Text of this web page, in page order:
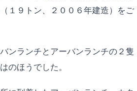
１９トン、２００６年建造）をご
ンランチとアーバンランチの２隻
のほうでした。